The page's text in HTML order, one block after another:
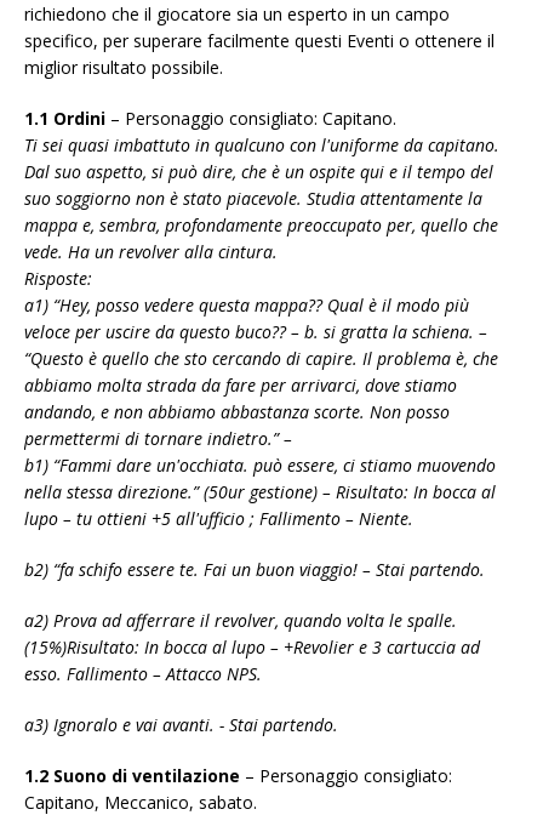
richiedono che il giocatore sia un esperto in un campo
specifico, per superare facilmente questi Eventi o ottenere il
miglior risultato possibile.
1.1 Ordini – Personaggio consigliato: Capitano.
Ti sei quasi imbattuto in qualcuno con l'uniforme da capitano.
Dal suo aspetto, si può dire, che è un ospite qui e il tempo del
suo soggiorno non è stato piacevole. Studia attentamente la
mappa e, sembra, profondamente preoccupato per, quello che
vede. Ha un revolver alla cintura.
Risposte:
a1) “Hey, posso vedere questa mappa?? Qual è il modo più
veloce per uscire da questo buco?? – b. si gratta la schiena. –
“Questo è quello che sto cercando di capire. Il problema è, che
abbiamo molta strada da fare per arrivarci, dove stiamo
andando, e non abbiamo abbastanza scorte. Non posso
permettermi di tornare indietro.” –
b1) “Fammi dare un'occhiata. può essere, ci stiamo muovendo
nella stessa direzione.” (50ur gestione) – Risultato: In bocca al
lupo – tu ottieni +5 all'ufficio ; Fallimento – Niente.
b2) “fa schifo essere te. Fai un buon viaggio! – Stai partendo.
a2) Prova ad afferrare il revolver, quando volta le spalle.
(15%)Risultato: In bocca al lupo – +Revolier e 3 cartuccia ad
esso. Fallimento – Attacco NPS.
a3) Ignoralo e vai avanti. ‎- Stai partendo.
1.2 Suono di ventilazione – Personaggio consigliato:
Capitano, Meccanico, sabato.